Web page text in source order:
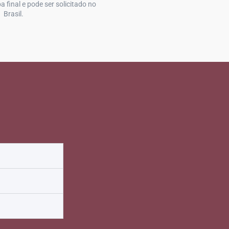
final e pode ser solicitado no
Brasil.